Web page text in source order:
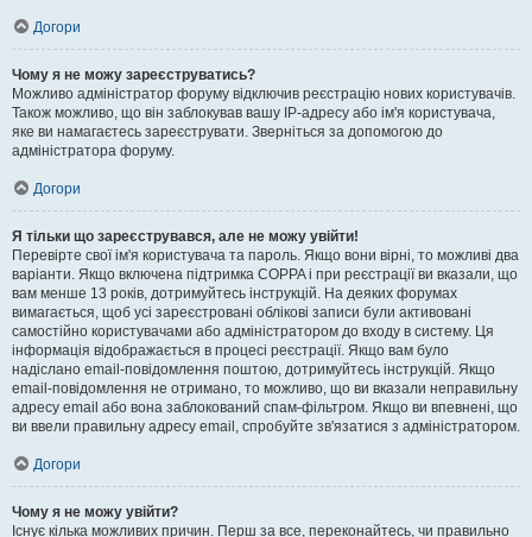
Догори
Чому я не можу зареєструватись?
Можливо адміністратор форуму відключив реєстрацію нових користувачів.
Також можливо, що він заблокував вашу IP-адресу або ім'я користувача,
яке ви намагаєтесь зареєструвати. Зверніться за допомогою до
адміністратора форуму.
Догори
Я тільки що зареєструвався, але не можу увійти!
Перевірте свої ім'я користувача та пароль. Якщо вони вірні, то можливі два
варіанти. Якщо включена підтримка COPPA і при реєстрації ви вказали, що
вам менше 13 років, дотримуйтесь інструкцій. На деяких форумах
вимагається, щоб усі зареєстровані облікові записи були активовані
самостійно користувачами або адміністратором до входу в систему. Ця
інформація відображається в процесі реєстрації. Якщо вам було
надіслано email-повідомлення поштою, дотримуйтесь інструкцій. Якщо
email-повідомлення не отримано, то можливо, що ви вказали неправильну
адресу email або вона заблокований спам-фільтром. Якщо ви впевнені, що
ви ввели правильну адресу email, спробуйте зв'язатися з адміністратором.
Догори
Чому я не можу увійти?
Існує кілька можливих причин. Перш за все, переконайтесь, чи правильно